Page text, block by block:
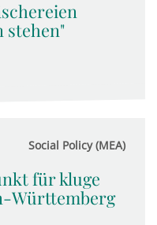
stehen"
Social Policy (MEA)
für kluge
Württemberg